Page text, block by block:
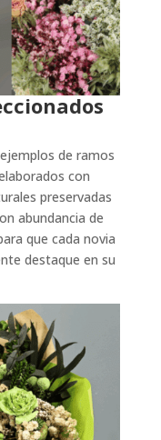
de ramos
con
preservadas
abundancia de
que cada novia
destaque en su